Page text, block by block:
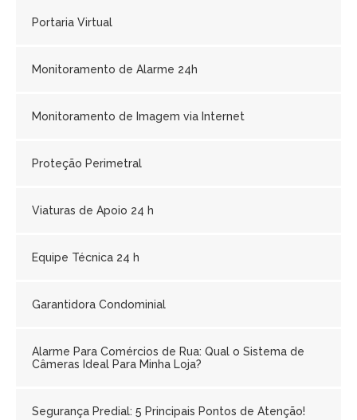
Portaria Virtual
Monitoramento de Alarme 24h
Monitoramento de Imagem via Internet
Proteção Perimetral
Viaturas de Apoio 24 h
Equipe Técnica 24 h
Garantidora Condominial
Alarme Para Comércios de Rua: Qual o Sistema de
Câmeras Ideal Para Minha Loja?
Segurança Predial: 5 Principais Pontos de Atenção!